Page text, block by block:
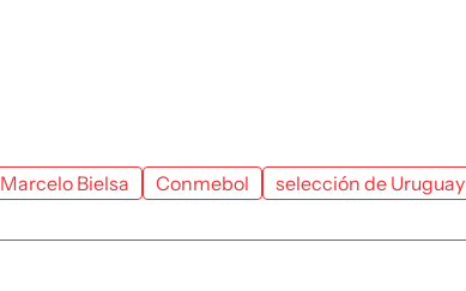
Marcelo Bielsa Conmebol selección de Uruguay